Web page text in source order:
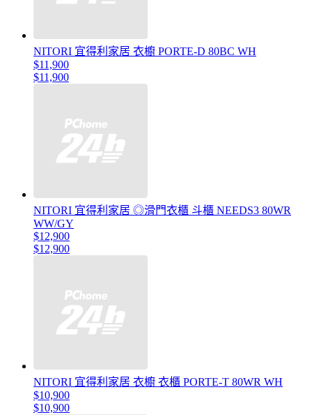
NITORI 宜得利家居 衣櫥 PORTE-D 80BC WH
$11,900
$11,900
NITORI 宜得利家居 ◎滑門衣櫃 斗櫃 NEEDS3 80WR
WW/GY
$12,900
$12,900
NITORI 宜得利家居 衣櫥 衣櫃 PORTE-T 80WR WH
$10,900
$10,900